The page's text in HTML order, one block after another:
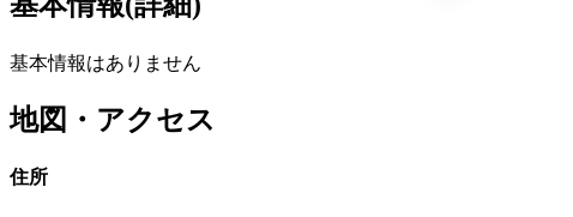
基本情報はありません
地図・アクセス
住所